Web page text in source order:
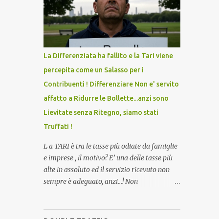
lo scopo della temperatura? Qualcuno a suo
tempo ribattezzo' il Vaccino come: l' Amaro
del Capo, era "spettacolare Ghiacciato, ma
andava bene anche, a Temperatura
Ambiente"! Riproponiamo l'articolo per NON
La Differenziata ha fallito e la Tari viene
percepita come un Salasso per i
Contribuenti ! Differenziare Non e' servito
affatto a Ridurre le Bollette...anzi sono
Lievitate senza Ritegno, siamo stati
Truffati !
L a TARI è tra le tasse più odiate da famiglie
e imprese , il motivo? E’ una delle tasse più
alte in assoluto ed il servizio ricevuto non
sempre è adeguato, anzi…! Non
cittadini direttamente a casa, abbiamo